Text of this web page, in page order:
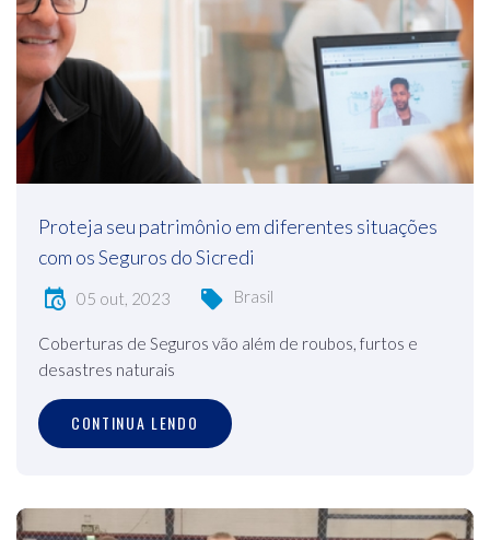
Proteja seu patrimônio em diferentes situações
com os Seguros do Sicredi
05 out, 2023 Brasil
Coberturas de Seguros vão além de roubos, furtos e
desastres naturais
CONTINUA LENDO